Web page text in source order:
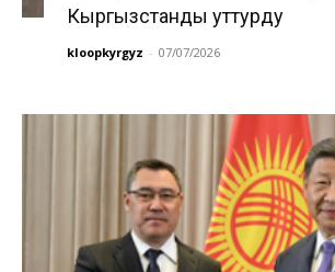
Кыргызстанды уттурду
kloopkyrgyz - 07/07/2026